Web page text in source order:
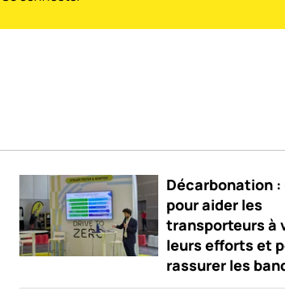
Décarbonation :
pour aider les
transporteurs à
leurs efforts et
rassurer les